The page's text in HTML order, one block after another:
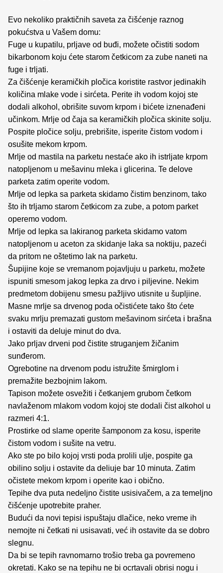
Evo nekoliko praktičnih saveta za čišćenje raznog
pokućstva u Vašem domu:
Fuge u kupatilu, prljave od buđi, možete očistiti sodom
bikarbonom koju ćete starom četkicom za zube naneti na
fuge i trljati.
Za čišćenje keramičkih pločica koristite rastvor jedinakih
količina mlake vode i sirćeta. Perite ih vodom kojoj ste
dodali alkohol, obrišite suvom krpom i bićete iznenađeni
učinkom. Mrlje od čaja sa keramičkih pločica skinite solju.
Pospite pločice solju, prebrišite, isperite čistom vodom i
osušite mekom krpom.
Mrlje od mastila na parketu nestaće ako ih istrljate krpom
natopljenom u mešavinu mleka i glicerina. Te delove
parketa zatim operite vodom.
Mrlje od lepka sa parketa skidamo čistim benzinom, tako
što ih trljamo starom četkicom za zube, a potom parket
operemo vodom.
Mrlje od lepka sa lakiranog parketa skidamo vatom
natopljenom u aceton za skidanje laka sa noktiju, pazeći
da pritom ne oštetimo lak na parketu.
Šupijine koje se vremanom pojavljuju u parketu, možete
ispuniti smesom jakog lepka za drvo i piljevine. Nekim
predmetom dobijenu smesu pažljivo utisnite u šupljine.
Masne mrlje sa drvenog poda očistićete tako što ćete
svaku mrlju premazati gustom mešavinom sirćeta i brašna
i ostaviti da deluje minut do dva.
Jako prljav drveni pod čistite struganjem žičanim
sunđerom.
Ogrebotine na drvenom podu istružite šmirglom i
premažite bezbojnim lakom.
Tapison možete osvežiti i četkanjem grubom četkom
navlaženom mlakom vodom kojoj ste dodali čist alkohol u
razmeri 4:1.
Prostirke od slame operite šamponom za kosu, isperite
čistom vodom i sušite na vetru.
Ako ste po bilo kojoj vrsti poda prolili ulje, pospite ga
obilino solju i ostavite da deliuje bar 10 minuta. Zatim
očistete mekom krpom i operite kao i obično.
Tepihe dva puta nedeljno čistite usisivačem, a za temeljno
čišćenje upotrebite praher.
Budući da novi tepisi ispuštaju dlačice, neko vreme ih
nemojte ni četkati ni usisavati, već ih ostavite da se dobro
slegnu.
Da bi se tepih ravnomarno trošio treba ga povremeno
okretati. Kako se na tepihu ne bi ocrtavali obrisi nogu i